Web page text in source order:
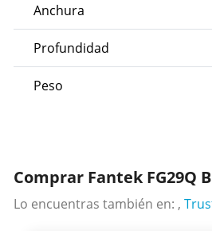
Anchura
Profundidad
Peso
Comprar Fantek FG29Q
Lo encuentras también en: ,